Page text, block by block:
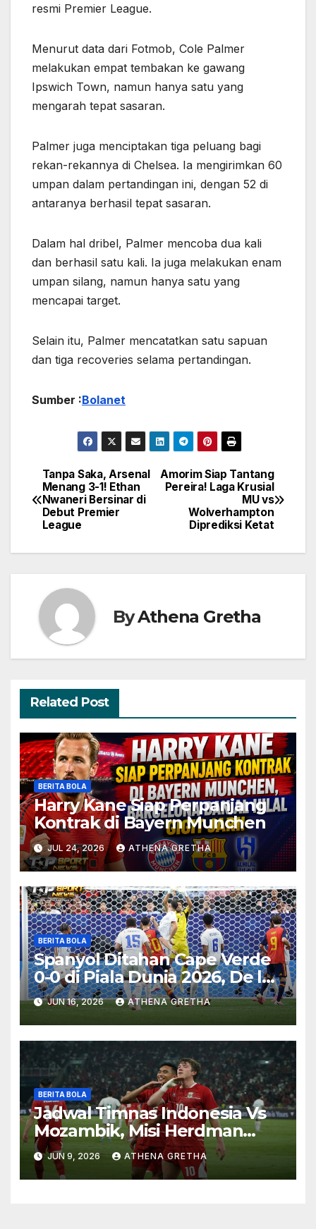
resmi Premier League.
Menurut data dari Fotmob, Cole Palmer
melakukan empat tembakan ke gawang
Ipswich Town, namun hanya satu yang
mengarah tepat sasaran.
Palmer juga menciptakan tiga peluang bagi
rekan-rekannya di Chelsea. Ia mengirimkan 60
umpan dalam pertandingan ini, dengan 52 di
antaranya berhasil tepat sasaran.
Dalam hal dribel, Palmer mencoba dua kali
dan berhasil satu kali. Ia juga melakukan enam
umpan silang, namun hanya satu yang
mencapai target.
Selain itu, Palmer mencatatkan satu sapuan
dan tiga recoveries selama pertandingan.
Sumber :Bolanet
Navigasi
pos
Amorim Siap Tantang
Pereira! Laga Krusial
MU vs
Wolverhampton
Diprediksi Ketat
Tanpa Saka, Arsenal
Menang 3-1! Ethan
Nwaneri Bersinar di
Debut Premier
League
ByAthena Gretha
Related Post
BERITA BOLA
Harry Kane Siap Perpanjang
Kontrak di Bayern Munchen
JUL 24, 2026 ATHENA GRETHA
BERITA BOLA
Spanyol Ditahan Cape Verde
0-0 di Piala Dunia 2026, De la
Fuente Soroti Kurangnya
Ketajaman
JUN 16, 2026 ATHENA GRETHA
BERITA BOLA
Jadwal Timnas Indonesia Vs
Mozambik, Misi Herdman
Terus Bertumbuh
JUN 9, 2026 ATHENA GRETHA